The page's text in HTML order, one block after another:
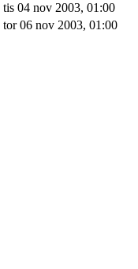
tis 04 nov 2003, 01:00
tor 06 nov 2003, 01:00